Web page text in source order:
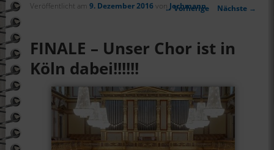
Artikelnavigation
←Vorherige Nächste →
FINALE – Unser Chor ist in
Köln dabei!!!!!!
Veröffentlicht am 9. Dezember 2016von Jochmann